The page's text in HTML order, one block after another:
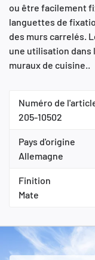
ou être facilement
languettes de
des murs carrelés.
une utilisation dans
muraux de cuisine..
Numéro de
205-10502
Pays d'origine
Allemagne
Finition
Mate